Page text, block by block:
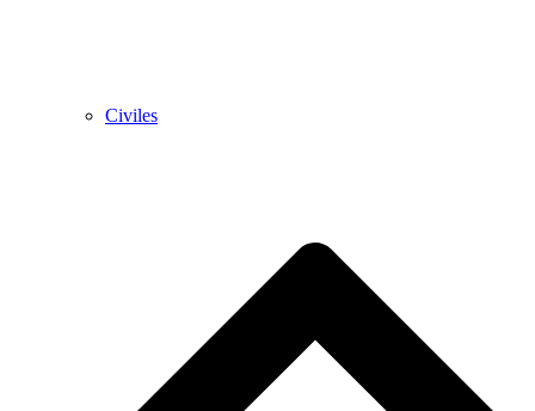
Civiles